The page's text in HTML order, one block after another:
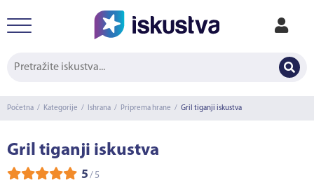
Početna / Kategorije / Ishrana / Priprema hrane / Gril tiganji iskustva
Gril tiganji iskustva
5 / 5